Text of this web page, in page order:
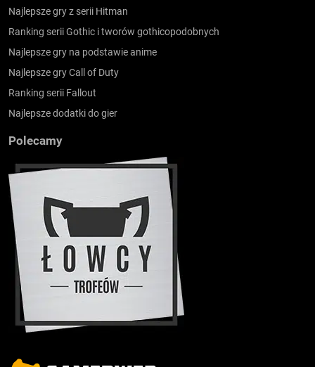
Najlepsze gry z serii Hitman
Ranking serii Gothic i tworów gothicopodobnych
Najlepsze gry na podstawie anime
Najlepsze gry Call of Duty
Ranking serii Fallout
Najlepsze dodatki do gier
Polecamy